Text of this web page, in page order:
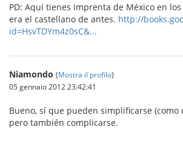
PD: Aquí tienes imprenta de México en los
era el castellano de antes. http://
id=HsvTDYm4z0sC&...
Niamondo (Mostra il profilo)
05 gennaio 2012 23:42:41
Bueno, sí que pueden simplificarse (como
pero también complicarse.